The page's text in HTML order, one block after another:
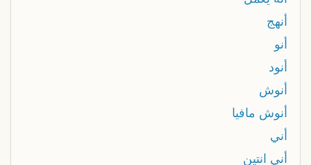
أنهج
أنو
أنود
أنوش
أنوش مافيا
أني
أني انتين